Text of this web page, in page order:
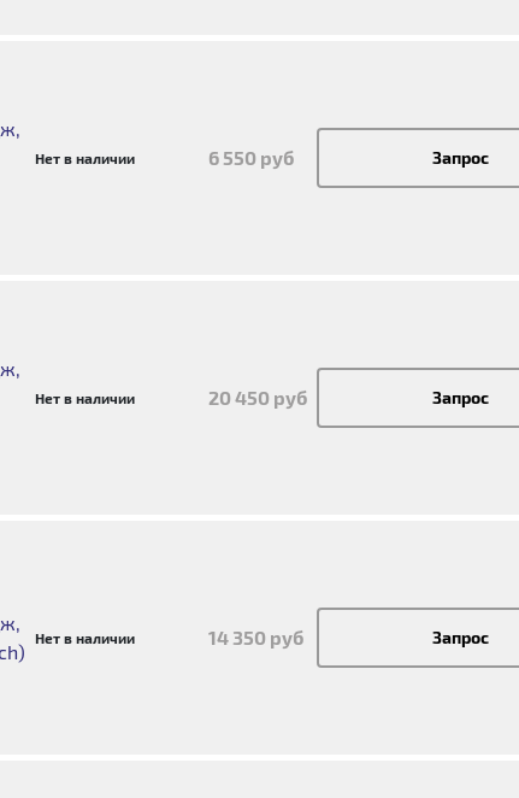
Нет в наличии 6 550 руб Запрос
Нет в наличии 20 450 руб Запрос
Нет в наличии 14 350 руб Запрос